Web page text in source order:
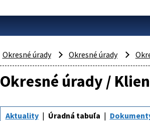
Okresné úrady Okresné úrady
Okresné úrady /
Aktuality Úradná tabuľa